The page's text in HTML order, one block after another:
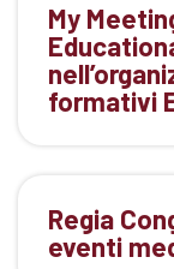
My
formativi
Regia
eventi